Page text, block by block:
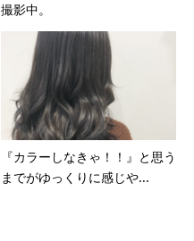
撮影中。
『カラーしなきゃ！！』と思う
までがゆっくりに感じや...